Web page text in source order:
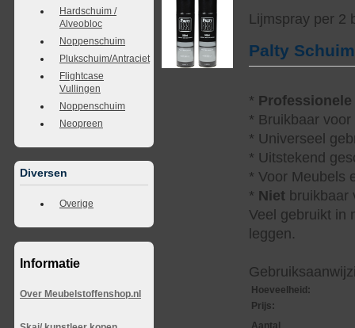
Hardschuim /
Alveobloc
Noppenschuim
Plukschuim/Antraciet
Flightcase
Vullingen
Noppenschuim
Neopreen
Diversen
Overige
Informatie
Over Meubelstoffenshop.nl
Lijmspray per 2
Palty
* Professionele
* Bruikbaar
* Universeel
* Uitstekend
* Voor Meubels
* Niet bruikbaar
Veel gebruikt in
leggen.
Hoeveelheid :
Prijs:
Aantal